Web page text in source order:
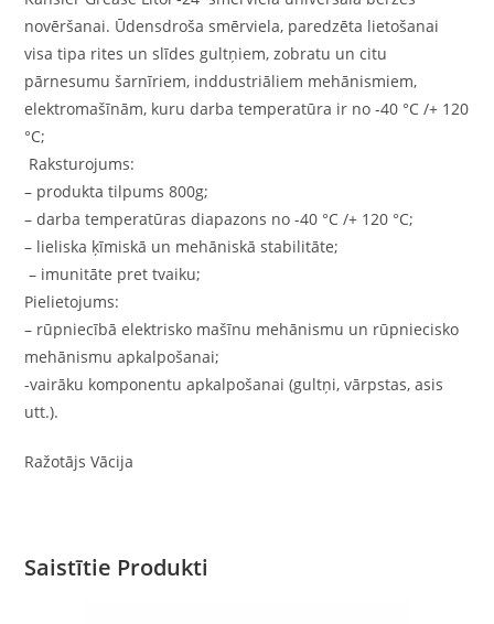
novēršanai. Ūdensdroša smērviela, paredzēta lietošanai
visa tipa rites un slīdes gultņiem, zobratu un citu
pārnesumu šarnīriem, inddustriāliem mehānismiem,
elektromašīnām, kuru darba temperatūra ir no -40 °C /+ 120
°C;
Raksturojums:
– produkta tilpums 800g;
– darba temperatūras diapazons no -40 °C /+ 120 °C;
– lieliska ķīmiskā un mehāniskā stabilitāte;
– imunitāte pret tvaiku;
Pielietojums:
– rūpniecībā elektrisko mašīnu mehānismu un rūpniecisko
mehānismu apkalpošanai;
-vairāku komponentu apkalpošanai (gultņi, vārpstas, asis
utt.).
Ražotājs Vācija
Saistītie Produkti